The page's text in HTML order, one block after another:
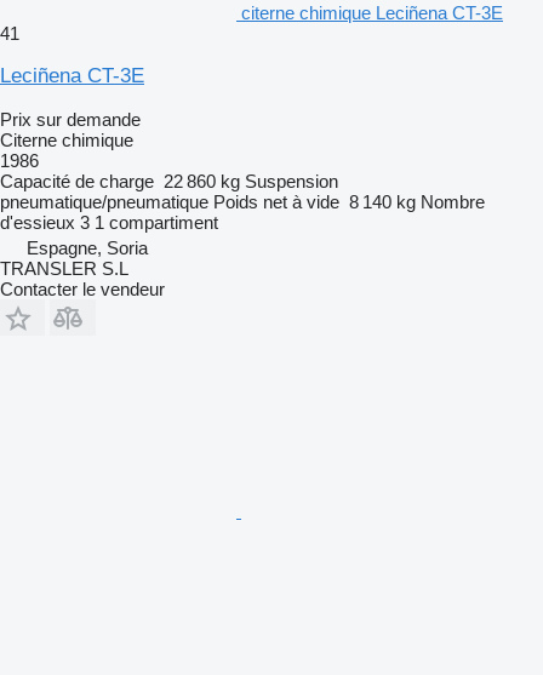
citerne chimique Leciñena CT-3E
41
Leciñena CT-3E
Prix sur demande
Citerne chimique
1986
Capacité de charge 22 860 kg Suspension
pneumatique/pneumatique Poids net à vide 8 140 kg Nombre
d'essieux 3 1 compartiment
Espagne, Soria
TRANSLER S.L
Contacter le vendeur